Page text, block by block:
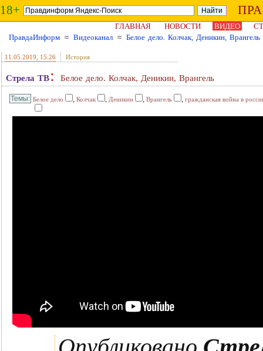
18+
ГЛАВНАЯ НОВОСТИ ВИДЕО
ПравдаИнформ ≈ Видеоканал ≈ Белое дело. Колчак, Деникин, Врангель
11.05.2019 , 15:26 История
Стрела ТВ: Белое дело. Колчак, Деникин, Врангель
Белое дело , Колчак , Деникин , Врангель , гражданская война в